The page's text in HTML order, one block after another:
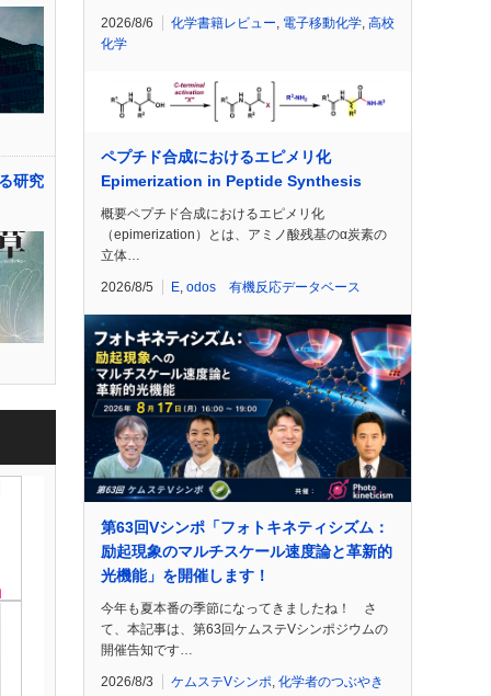
研究
2026/8/6 化学書籍レビュー 電子移動化学 高校
化学
ペプチド合成におけるエピメリ化
Epimerization in Peptide Synthesis
概要ペプチド合成におけるエピメリ化
（epimerization）とは、アミノ酸残基のα炭素の
立体…
2026/8/5 E odos 有機反応データベース
第63回Vシンポ「フォトキネティシズム：
励起現象のマルチスケール速度論と革新的
光機能」を開催します！
今年も夏本番の季節になってきましたね！ さ
て、本記事は、第63回ケムステVシンポジウムの
開催告知です…
2026/8/3 ケムステVシンポ, 化学者のつぶやき